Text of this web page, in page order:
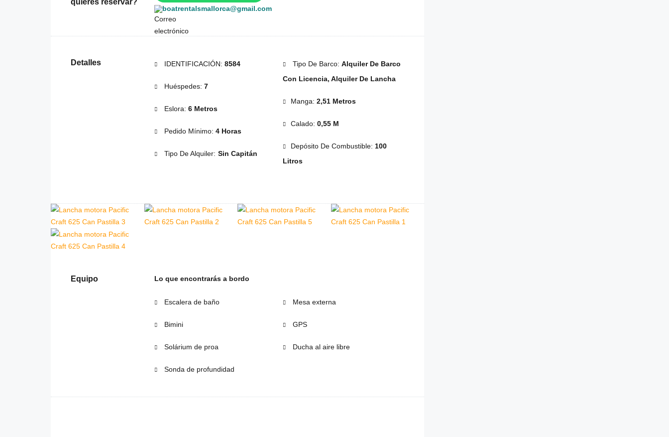
quieres reservar?
boatrentalsmallorca@gmail.com
Detalles IDENTIFICACIÓN: 8584
Huéspedes: 7
Eslora: 6 Metros
Pedido Mínimo: 4 Horas
Tipo De Alquiler: Sin Capitán
Tipo De Barco: Alquiler De Barco
Con Licencia, Alquiler De Lancha
Manga: 2,51 Metros
Calado: 0,55 M
Depósito De Combustible: 100
Litros
Equipo Lo que encontrarás a bordo
Escalera de baño
Bimini
Solárium de proa
Sonda de profundidad
Mesa externa
GPS
Ducha al aire libre